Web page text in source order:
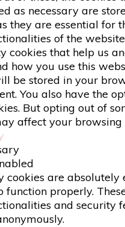
as necessary are
they are essential for
of the
cookies that help us
how you use this
be stored in your
You also have the
But opting out of
affect your browsing
cookies are absolutely
function properly.
and security